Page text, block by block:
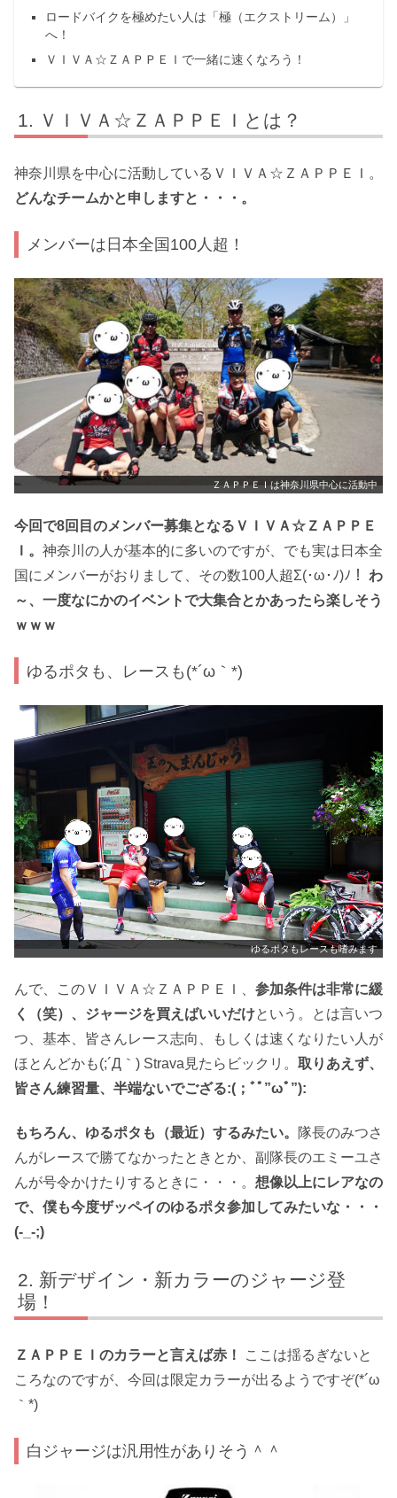
ロードバイクを極めたい人は「極（エクストリーム）」
へ！
ＶＩＶＡ☆ＺＡＰＰＥＩで一緒に速くなろう！
ＶＩＶＡ☆ＺＡＰＰＥＩとは？
神奈川県を中心に活動しているＶＩＶＡ☆ＺＡＰＰＥＩ。
どんなチームかと申しますと・・・。
メンバーは日本全国100人超！
ＺＡＰＰＥＩは神奈川県中心に活動中
今回で8回目のメンバー募集となるＶＩＶＡ☆ＺＡＰＰＥ
Ｉ。 神奈川の人が基本的に多いのですが、でも実は日本全
国にメンバーがおりまして、その数100人超Σ(･ω･ﾉ)ﾉ！ わ
～、一度なにかのイベントで大集合とかあったら楽しそう
ｗｗｗ
ゆるポタも、レースも(*´ω｀*)
ゆるポタもレースも嗜みます
んで、このＶＩＶＡ☆ＺＡＰＰＥＩ、 参加条件は非常に緩
く（笑）、ジャージを買えばいいだけという。とは言いつ
つ、基本、皆さんレース志向、もしくは速くなりたい人が
ほとんどかも(;´Д｀) Strava見たらビックリ。 取りあえず、
皆さん練習量、半端ないでござる:(；ﾞﾟ”ωﾟ”):
もちろん、ゆるポタも（最近）するみたい。
隊長のみつさ
んがレースで勝てなかったときとか、副隊長のエミーユさ
んが号令かけたりするときに・・・。 想像以上にレアなの
で、僕も今度ザッペイのゆるポタ参加してみたいな・・・
(-_-;)
新デザイン・新カラーのジャージ登
場！
ＺＡＰＰＥＩのカラーと言えば赤！
ここは揺るぎないと
ころなのですが、今回は限定カラーが出るようですぞ(*´ω
｀*)
白ジャージは汎用性がありそう＾＾